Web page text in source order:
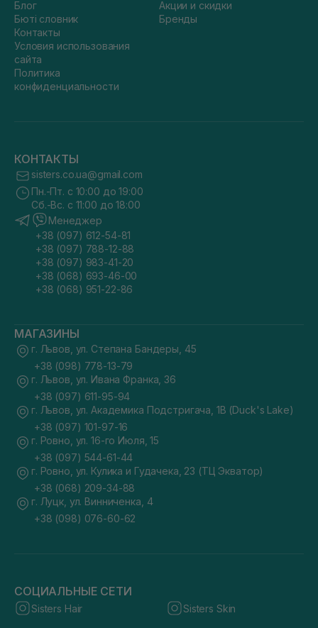
Блог
Бюті словник
Контакты
Условия использования
сайта
Политика
конфиденциальности
Акции и скидки
Бренды
КОНТАКТЫ
sisters.co.ua@gmail.com
Пн.-Пт. с 10:00 до 19:00
Сб.-Вс. с 11:00 до 18:00
Менеджер
+38 (097) 612-54-81
+38 (097) 788-12-88
+38 (097) 983-41-20
+38 (068) 693-46-00
+38 (068) 951-22-86
МАГАЗИНЫ
г. Львов, ул. Степана Бандеры, 45
+38 (098) 778-13-79
г. Львов, ул. Ивана Франка, 36
+38 (097) 611-95-94
г. Львов, ул. Академика Подстригача, 1В (Duck's Lake)
+38 (097) 101-97-16
г. Ровно, ул. 16-го Июля, 15
+38 (097) 544-61-44
г. Ровно, ул. Кулика и Гудачека, 23 (ТЦ Экватор)
+38 (068) 209-34-88
г. Луцк, ул. Винниченка, 4
+38 (098) 076-60-62
СОЦИАЛЬНЫЕ СЕТИ
Sisters Hair Sisters Skin